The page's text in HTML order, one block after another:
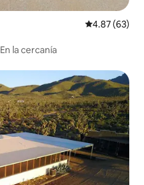
Calificación
4.87 (63)
En la cercanía